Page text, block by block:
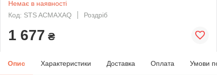
Немає в наявності
Код: STS ACMAXAQ
Роздріб
1 677 ₴
Опис Характеристики Доставка Оплата Умови